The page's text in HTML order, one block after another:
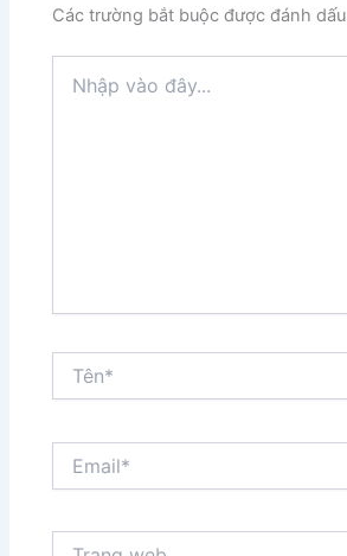
Các trường bắt buộc được đánh dấu
vào